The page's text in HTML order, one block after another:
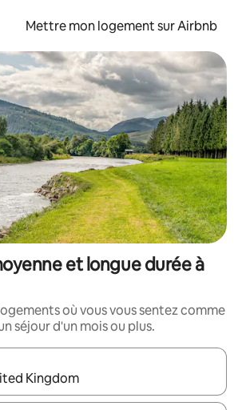
Mettre mon logement sur Airbnb
et longue durée à
où vous vous sentez comme
séjour d'un mois ou plus.
s'affichent, utilisez les flèches vers le